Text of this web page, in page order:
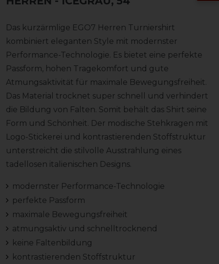
Das kurzärmlige EGO7 Herren Turniershirt
kombiniert eleganten Style mit modernster
Performance-Technologie. Es bietet eine perfekte
Passform, hohen Tragekomfort und gute
Atmungsaktivität für maximale Bewegungsfreiheit.
Das Material trocknet super schnell und verhindert
die Bildung von Falten. Somit behält das Shirt seine
Form und Schönheit. Der modische Stehkragen mit
Logo-Stickerei und kontrastierenden Stoffstruktur
unterstreicht die stilvolle Ausstrahlung eines
tadellosen italienischen Designs.
modernster Performance-Technologie
perfekte Passform
maximale Bewegungsfreiheit
atmungsaktiv und schnelltrocknend
keine Faltenbildung
kontrastierenden Stoffstruktur